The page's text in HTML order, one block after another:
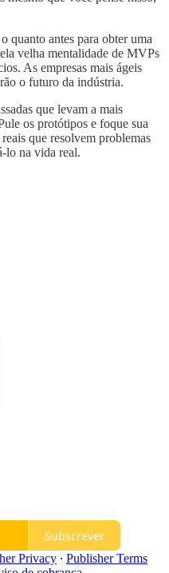
quanto antes para obter uma
velha mentalidade de MVPs
As empresas mais ágeis
o futuro da indústria.
que levam a mais
os protótipos e foque sua
que resolvem problemas
lo na vida real.
Subscrever
Privacy ∙ Publisher Terms